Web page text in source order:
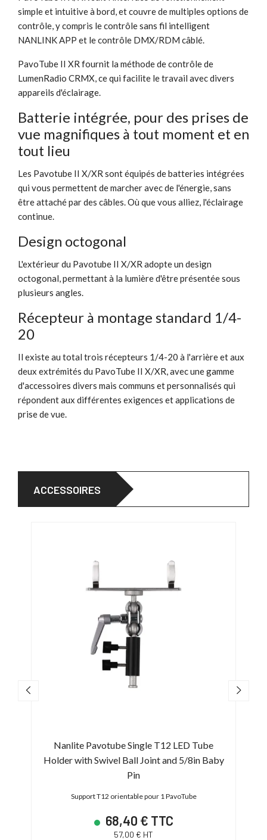
simple et intuitive à bord, et couvre de multiples options de
contrôle, y compris le contrôle sans fil intelligent
NANLINK APP et le contrôle DMX/RDM câblé.
PavoTube II XR fournit la méthode de contrôle de
LumenRadio CRMX, ce qui facilite le travail avec divers
appareils d'éclairage.
Batterie intégrée, pour des prises de
vue magnifiques à tout moment et en
tout lieu
Les Pavotube II X/XR sont équipés de batteries intégrées
qui vous permettent de marcher avec de l'énergie, sans
être attaché par des câbles. Où que vous alliez, l'éclairage
continue.
Design octogonal
L'extérieur du Pavotube II X/XR adopte un design
octogonal, permettant à la lumière d'être présentée sous
plusieurs angles.
Récepteur à montage standard 1/4-
20
Il existe au total trois récepteurs 1/4-20 à l'arrière et aux
deux extrémités du PavoTube II X/XR, avec une gamme
d'accessoires divers mais communs et personnalisés qui
répondent aux différentes exigences et applications de
prise de vue.
ACCESSOIRES
Nanlite Pavotube Single T12 LED Tube
Holder with Swivel Ball Joint and 5/8in Baby
Pin
Support T12 orientable pour 1 PavoTube
68,40 € TTC
57,00 € HT